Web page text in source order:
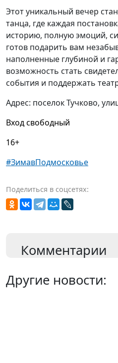
Этот уникальный вечер
танца, где каждая
историю, полную эмоций,
готов подарить вам
наполненные глубиной и
возможность стать
события и поддержать
Адрес: поселок Тучково,
Вход свободный
16+
#ЗимавПодмосковье
Поделиться в соцсетях:
Комментарии
Другие новости: